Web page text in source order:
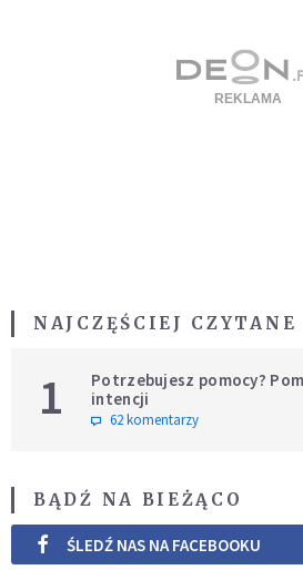
NAJCZĘŚCIEJ CZYTANE
1
Potrzebujesz pomocy?
intencji
62 komentarzy
BĄDŹ NA BIEŻĄCO
ŚLEDŹ NAS NA FACEBOOKU